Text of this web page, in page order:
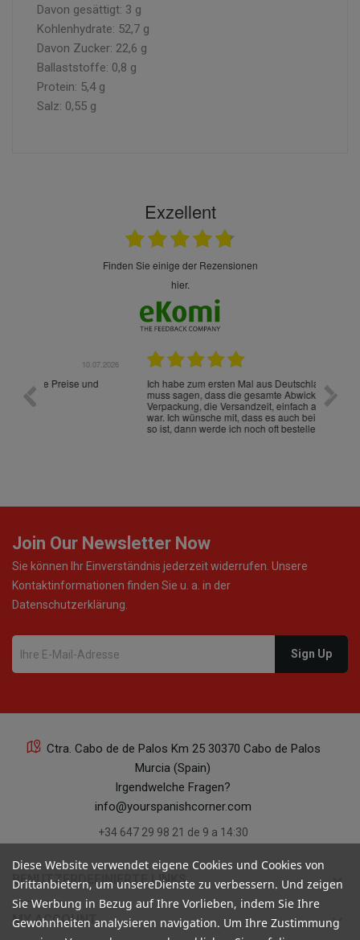
Davon gesättigt: 3 g
Kohlenhydrate: 52,7 g
Davon Zucker: 22,6 g
Ballaststoffe: 0,8 g
Protein: 5,4 g
Salz: 0,55 g
Exzellent
finden Sie einige der Rezensionen
hier.
Ich habe zum ersten Mal aus Deutschland bestellt und
muss sagen, dass die gesamte Abwicklung, die
Verpackung, die Versandzeit, einfach alles "excelente"
war. Ich wünsche mit, dass es auch beim nächsten Mal
so ist, dann werde ich noch oft bestellen! ¡Viva España!
Die
gut
ist
Join Our Newsletter Now
Sie können Ihr Einverständnis jederzeit widerrufen. Unsere
Kontaktinformationen finden Sie u. a. in der
Datenschutzerklärung.
Ctra. Cabo de de Palos Km 25 30370 Cabo de Palos
Murcia (Spain)
Irgendwelche Fragen?
info@yourspanishcorner.com
+34 647 29 98 21 de 9 a 14:30
BENUTZERDEFINIERTE LINKS keyboard_arrow_down
MY ACCOUNT keyboard_arrow_down
Diese Website verwendet eigene Cookies und Cookies von
Drittanbietern, um unsereDienste zu verbessern. Und zeigen
Sie Werbung in Bezug auf Ihre Vorlieben, indem Sie Ihre
Gewohnheiten analysieren navigation. Um Ihre Zustimmung